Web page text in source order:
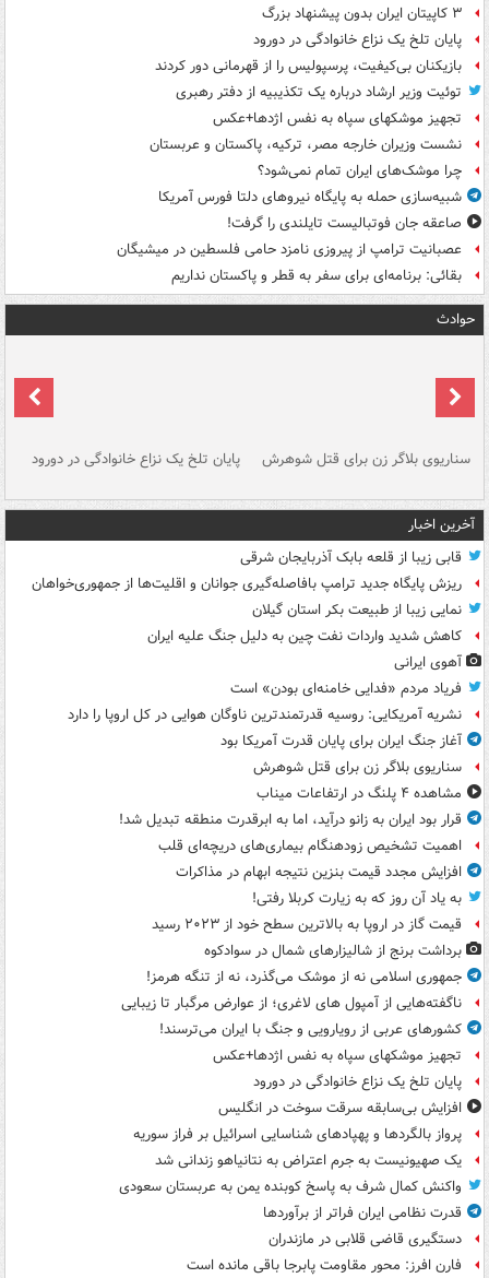
۳ کاپیتان ایران بدون پیشنهاد بزرگ
پایان تلخ یک نزاع خانوادگی در دورود
بازیکنان بی‌کیفیت، پرسپولیس را از قهرمانی دور کردند
توئیت وزیر ارشاد درباره یک تکذیبیه از دفتر رهبری
تجهیز موشکهای سپاه به نفس اژدها+عکس
نشست وزیران خارجه مصر، ترکیه، پاکستان و عربستان
چرا موشک‌های ایران تمام نمی‌شود؟
شبیه‌سازی حمله به پایگاه نیروهای دلتا فورس آمریکا
صاعقه جان فوتبالیست تایلندی را گرفت!
عصبانیت ترامپ از پیروزی نامزد حامی فلسطین در میشیگان
بقائی: برنامه‌ای برای سفر به قطر و پاکستان نداریم
حوادث
سناریوی بلاگر زن برای قتل شوهرش پایان تلخ یک نزاع خانوادگی در دورود
آخرین اخبار
قابی زیبا از قلعه بابک آذربایجان شرقی
ریزش پایگاه جدید ترامپ بافاصله‌گیری جوانان و اقلیت‌ها از جمهوری‌خواهان
نمایی زیبا از طبیعت بکر استان گیلان
کاهش شدید واردات نفت چین به دلیل جنگ علیه ایران
آهوی ایرانی
فریاد مردم «فدایی خامنه‌ای بودن» است
نشریه آمریکایی: روسیه قدرتمندترین ناوگان هوایی در کل اروپا را دارد
آغاز جنگ ایران برای پایان قدرت آمریکا بود
سناریوی بلاگر زن برای قتل شوهرش
مشاهده ۴ پلنگ در ارتفاعات میناب
قرار بود ایران به زانو درآید، اما به ابرقدرت منطقه تبدیل شد!
اهمیت تشخیص زودهنگام بیماری‌های دریچه‌ای قلب
افزایش مجدد قیمت بنزین نتیجه ابهام در مذاکرات
به یاد آن روز که به زیارت کربلا رفتی!
قیمت گاز در اروپا به بالاترین سطح خود از ۲۰۲۳ رسید
برداشت برنج از شالیزارهای شمال در سوادکوه
جمهوری اسلامی نه از موشک می‌گذرد، نه از تنگه هرمز!
ناگفته‌هایی از آمپول های لاغری؛ از عوارض مرگبار تا زیبایی
کشورهای عربی از رویارویی و جنگ با ایران می‌ترسند!
تجهیز موشکهای سپاه به نفس اژدها+عکس
پایان تلخ یک نزاع خانوادگی در دورود
افزایش بی‌سابقه سرقت سوخت در انگلیس
پرواز بالگردها و پهپادهای شناسایی اسرائیل بر فراز سوریه
یک صهیونیست به جرم اعتراض به نتانیاهو زندانی شد
واکنش کمال شرف به پاسخ کوبنده یمن به عربستان سعودی
قدرت نظامی ایران فراتر از برآوردها
دستگیری قاضی قلابی در مازندران
فارن افرز: محور مقاومت پابرجا باقی مانده است